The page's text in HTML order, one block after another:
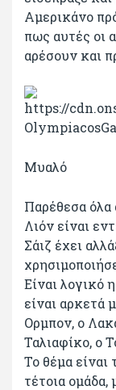
Αμερικάνο
πως αυτές οι
αρέσουν και
Μυαλό
Παρέθεσα όλα
Λιόν είναι
Σάιζ έχει
Είναι λογικό
είναι αρκετά
Ορμπον, ο
Ταλιαφίκο, ο
Το θέμα
τέτοια